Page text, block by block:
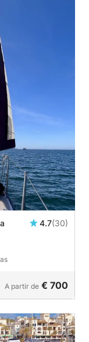
4.7(30)
A partir de € 700